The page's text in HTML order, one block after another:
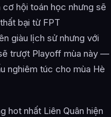
cơ hội toán học nhưng sẽ
bại từ FPT
giàu lịch sử nhưng với
trượt Playoff mùa này —
nghiêm túc cho mùa Hè
hot nhất Liên Quân hiện